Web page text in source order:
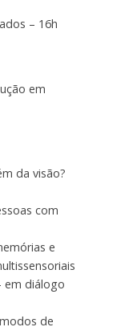
– 16h
em
da visão?
com
e
em diálogo
de